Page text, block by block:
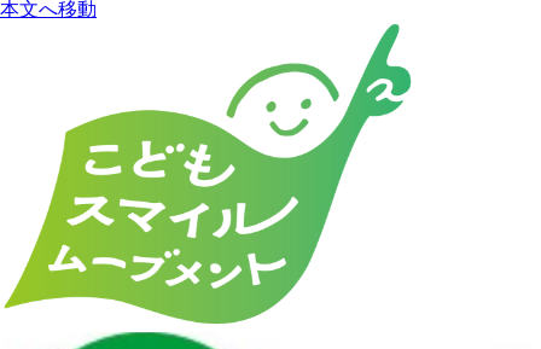
本文へ移動